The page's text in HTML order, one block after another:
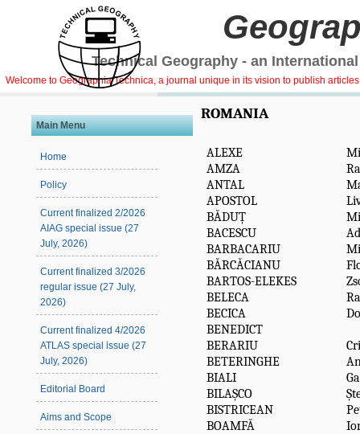
Technical Geography - an
Welcome to Geographia Technica, a journal unique in its vision to publish
Main Menu
Home
Policy
Current finalized 2/2026
AIAG special issue (27
July, 2026)
Current finalized 3/2026
regular issue (27 July,
2026)
Current finalized 4/2026
ATLAS special issue (27
July, 2026)
Editorial Board
Aims and Scope
ROMANIA
ALEXE
AMZA
ANTAL
APOSTOL
BĂDUȚ
BACESCU
BARBACARIU
BĂRCĂCIANU
BARTOS-ELEKES
BELECA
BECICA
BENEDICT
BERARIU
BETERINGHE
BIALI
BILAȘCO
BISTRICEAN
BOAMFĂ